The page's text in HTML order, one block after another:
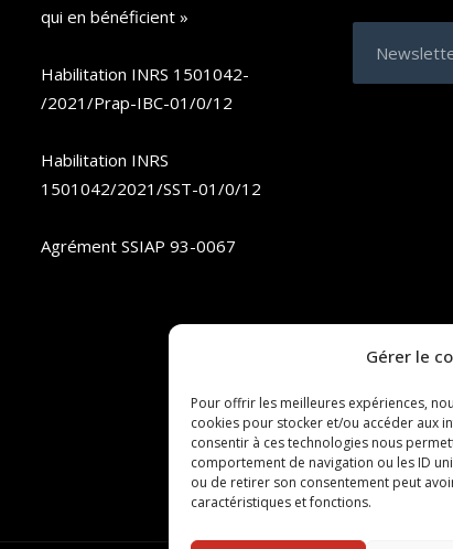
Gérer le
Pour offrir les meilleures expériences,
cookies pour stocker et/ou accéder aux
consentir à ces technologies nous
comportement de navigation ou les ID
ou de retirer son consentement peut
caractéristiques et fonctions.
qui en bénéficient »
Habilitation INRS 1501042-
/2021/Prap-IBC-01/0/12
Habilitation INRS
1501042/2021/SST-01/0/12
Agrément SSIAP 93-0067